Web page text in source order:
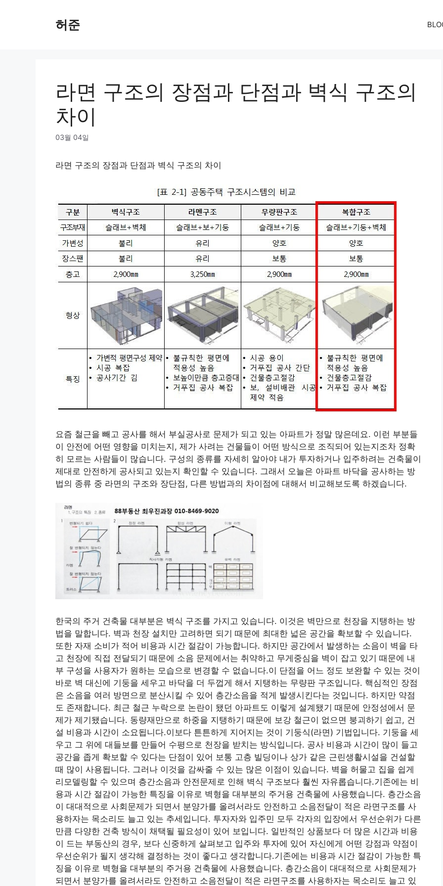
허준
라면 구조의 장점과 단점과 벽식 구조의
차이
03월 04일
라면 구조의 장점과 단점과 벽식 구조의 차이
요즘 철근을 빼고 공사를 해서 부실공사로 문제가 되고 있는 아파트가 정말 많은데요. 이런 부분들
이 안전에 어떤 영향을 미치는지, 제가 사려는 건물들이 어떤 방식으로 조직되어 있는지조차 정확
히 모르는 사람들이 많습니다. 구성의 종류를 자세히 알아야 내가 투자하거나 입주하려는 건축물이
제대로 안전하게 공사되고 있는지 확인할 수 있습니다. 그래서 오늘은 아파트 바닥을 공사하는 방
법의 종류 중 라면의 구조와 장단점, 다른 방법과의 차이점에 대해서 비교해보도록 하겠습니다.
한국의 주거 건축물 대부분은 벽식 구조를 가지고 있습니다. 이것은 벽만으로 천장을 지탱하는 방
법을 말합니다. 벽과 천장 설치만 고려하면 되기 때문에 최대한 넓은 공간을 확보할 수 있습니다.
또한 자재 소비가 적어 비용과 시간 절감이 가능합니다. 하지만 공간에서 발생하는 소음이 벽을 타
고 천장에 직접 전달되기 때문에 소음 문제에서는 취약하고 무게중심을 벽이 잡고 있기 때문에 내
부 구성을 사용자가 원하는 모습으로 변경할 수 없습니다.이 단점을 어느 정도 보완할 수 있는 것이
바로 벽 대신에 기둥을 세우고 바닥을 더 두껍게 해서 지탱하는 무량판 구조입니다. 핵심적인 장점
은 소음을 여러 방면으로 분산시킬 수 있어 층간소음을 적게 발생시킨다는 것입니다. 하지만 약점
도 존재합니다. 최근 철근 누락으로 논란이 됐던 아파트도 이렇게 설계됐기 때문에 안정성에서 문
제가 제기됐습니다. 동량재만으로 하중을 지탱하기 때문에 보강 철근이 없으면 붕괴하기 쉽고, 건
설 비용과 시간이 소요됩니다.이보다 튼튼하게 지어지는 것이 기둥식(라면) 기법입니다. 기둥을 세
우고 그 위에 대들보를 만들어 수평으로 천장을 받치는 방식입니다. 공사 비용과 시간이 많이 들고
공간을 좁게 확보할 수 있다는 단점이 있어 보통 고층 빌딩이나 상가 같은 근린생활시설을 건설할
때 많이 사용됩니다. 그러나 이것을 감싸줄 수 있는 많은 이점이 있습니다. 벽을 허물고 집을 쉽게
리모델링할 수 있으며 층간소음과 안전문제로 인해 벽식 구조보다 훨씬 자유롭습니다.기존에는 비
용과 시간 절감이 가능한 특징을 이유로 벽형을 대부분의 주거용 건축물에 사용했습니다. 층간소음
이 대대적으로 사회문제가 되면서 분양가를 올려서라도 안전하고 소음전달이 적은 라면구조를 사
용하자는 목소리도 늘고 있는 추세입니다. 투자자와 입주민 모두 각자의 입장에서 우선순위가 다른
만큼 다양한 건축 방식이 채택될 필요성이 있어 보입니다. 일반적인 상품보다 더 많은 시간과 비용
이 드는 부동산의 경우, 보다 신중하게 살펴보고 입주와 투자에 있어 자신에게 어떤 강점과 약점이
우선순위가 될지 생각해 결정하는 것이 좋다고 생각합니다.기존에는 비용과 시간 절감이 가능한 특
징을 이유로 벽형을 대부분의 주거용 건축물에 사용했습니다. 층간소음이 대대적으로 사회문제가
되면서 분양가를 올려서라도 안전하고 소음전달이 적은 라면구조를 사용하자는 목소리도 늘고 있